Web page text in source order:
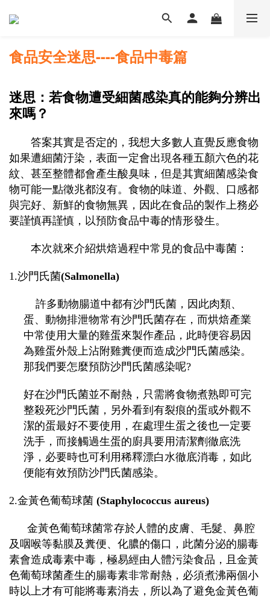
食品安全迷思----食品中毒篇
迷思：若食物遭受細菌感染真的能夠分辨出
來嗎？
答案其實是否定的，我想大多數人直覺反應食物
如果遭細菌汙染，表面一定會出現各種五顏六色的花
紋、甚至整體都會產生酸臭味，但是其實細菌感染食
物可能一點徵兆都沒有。食物的味道、外觀、口感都
與完好、新鮮的食物無異，因此在食品的製作上務必
要謹慎再謹慎，以預防食品中毒的情形發生。
本次就來介紹烘焙過程中常見的食品中毒菌：
1.沙門氏菌(Salmonella)
許多動物腸道中都有沙門氏菌，因此肉類、
蛋、動物排泄物常有沙門氏菌存在，而烘焙產業
中常使用大量的雞蛋來製作產品，此時便容易因
為雞蛋外殼上沾附雞糞便而造成沙門氏菌感染。
那我們要怎麼預防沙門氏菌感染呢?
好在沙門氏菌並不耐熱，只需將食物煮熟即可完
整殺死沙門氏菌，另外看到有裂痕的蛋或外觀不
潔的蛋最好不要使用，在處理生蛋之後也一定要
洗手，而接觸過生蛋的廚具要用清潔劑徹底洗
淨，必要時也可利用稀釋漂白水徹底消毒，如此
便能有效預防沙門氏菌感染。
2.金黃色葡萄球菌 (Staphylococcus aureus)
金黃色葡萄球菌常存於人體的皮膚、毛髮、鼻腔
及咽喉等黏膜及糞便、化膿的傷口，此菌分泌的腸毒
素會造成毒素中毒，極易經由人體污染食品，且金黃
色葡萄球菌產生的腸毒素非常耐熱，必須煮沸兩個小
時以上才有可能將毒素消去，所以為了避免金黃色葡